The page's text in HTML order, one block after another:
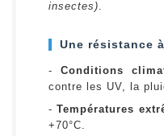
insectes)
Une résistance
- Conditions
contre les UV, la
-Températures
+70°C.